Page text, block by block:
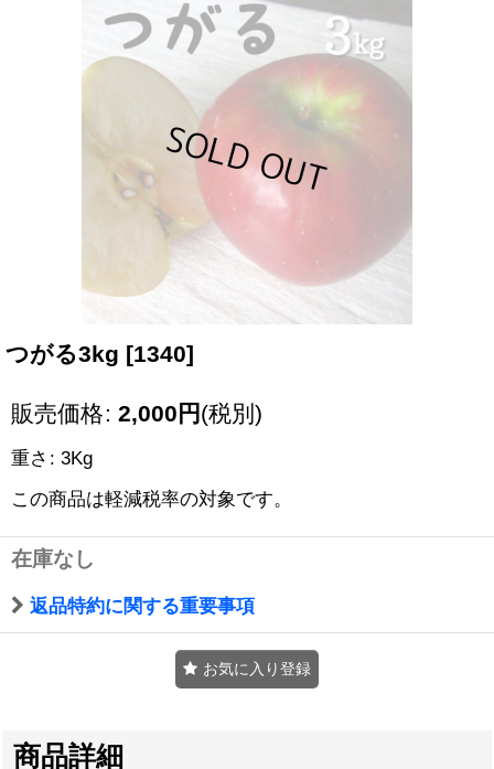
つがる3kg [1340]
販売価格: 2,000 円 (税別)
重さ : 3Kg
この商品は軽減税率の対象です。
在庫なし
返品特約に関する重要事項
お気に入り登録
商品詳細